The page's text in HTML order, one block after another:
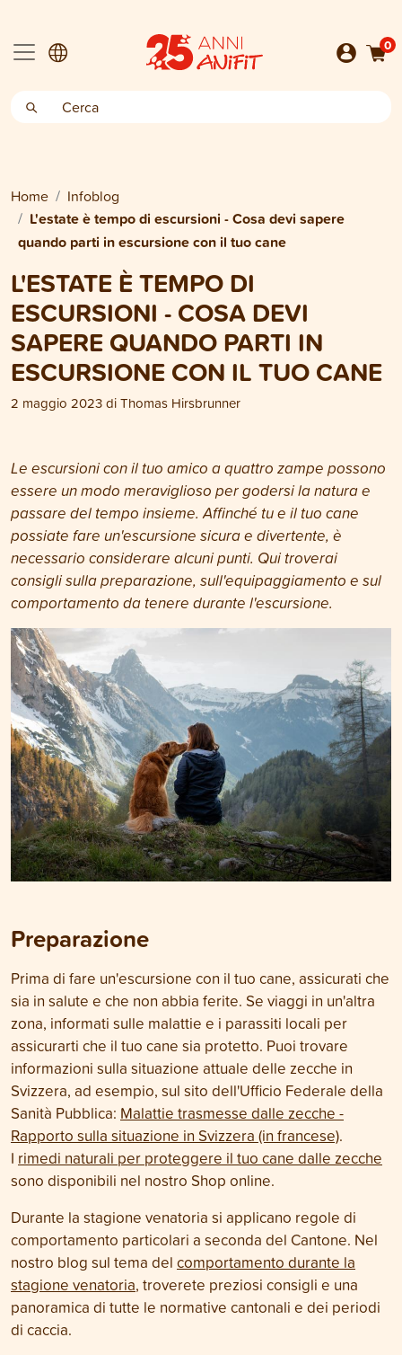
0
Home Infoblog
L'estate è tempo di escursioni - Cosa devi sapere
quando parti in escursione con il tuo cane
L'ESTATE È TEMPO DI
ESCURSIONI - COSA DEVI
SAPERE QUANDO PARTI IN
ESCURSIONE CON IL TUO CANE
2 maggio 2023diThomas Hirsbrunner
Le escursioni con il tuo amico a quattro zampe possono
essere un modo meraviglioso per godersi la natura e
passare del tempo insieme. Affinché tu e il tuo cane
possiate fare un'escursione sicura e divertente, è
necessario considerare alcuni punti. Qui troverai
consigli sulla preparazione, sull'equipaggiamento e sul
comportamento da tenere durante l'escursione.
Preparazione
Prima di fare un'escursione con il tuo cane, assicurati che
sia in salute e che non abbia ferite. Se viaggi in un'altra
zona, informati sulle malattie e i parassiti locali per
assicurarti che il tuo cane sia protetto. Puoi trovare
informazioni sulla situazione attuale delle zecche in
Svizzera, ad esempio, sul sito dell'Ufficio Federale della
Sanità Pubblica: Malattie trasmesse dalle zecche -
Rapporto sulla situazione in Svizzera (in francese).
I rimedi naturali per proteggere il tuo cane dalle zecche
sono disponibili nel nostro Shop online.
Durante la stagione venatoria si applicano regole di
comportamento particolari a seconda del Cantone. Nel
nostro blog sul tema del comportamento durante la
stagione venatoria, troverete preziosi consigli e una
panoramica di tutte le normative cantonali e dei periodi
di caccia.